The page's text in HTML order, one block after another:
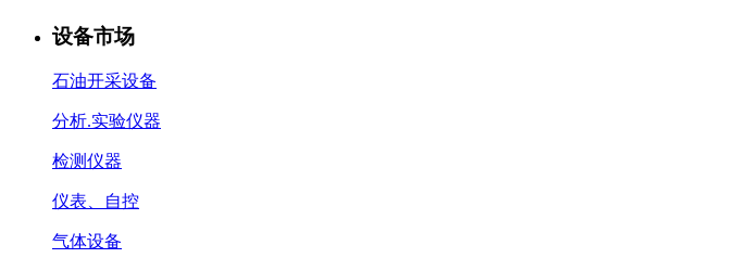
设备市场
石油开采设备
分析.实验仪器
检测仪器
仪表、自控
气体设备